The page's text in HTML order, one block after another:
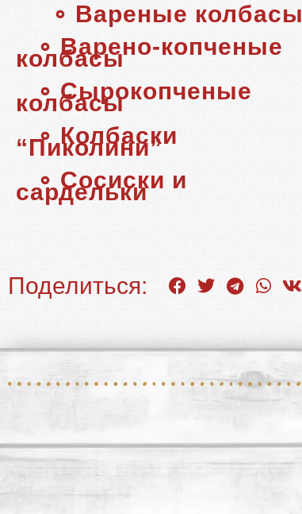
∘ Вареные колбасы
∘ Варено-копченые
колбасы
∘ Сырокопченые
колбасы
∘ Колбаски
“Пиколини”
∘ Сосиски и
сардельки
Поделиться: